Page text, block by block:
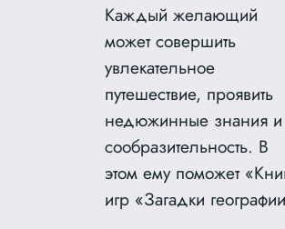
Каждый желающий
может совершить
увлекательное
путешествие, проявить
недюжинные знания и
сообразительность. В
этом ему поможет
игр «Загадки